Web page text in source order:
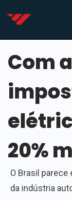
Com
20%
O Brasil
da indústria